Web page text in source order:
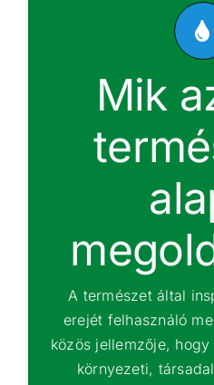
Mik
A természet által
erejét felhasználó
közös jellemzője,
környezeti,
Ide
a természetes
(így a csapadékvíz
gyepes árokban
talajvízpótló-
öntözőrendszer
vízszigetelő helyett
alkalmazása;
egyéb,
szempontjait
a levegőminőség
és hőszigethatás